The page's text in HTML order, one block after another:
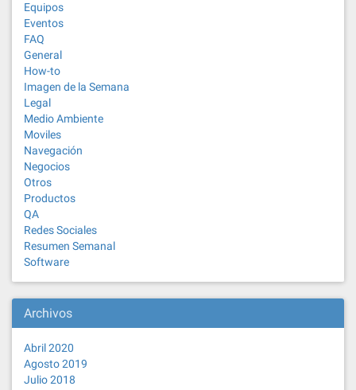
Equipos
Eventos
FAQ
General
How-to
Imagen de la Semana
Legal
Medio Ambiente
Moviles
Navegación
Negocios
Otros
Productos
QA
Redes Sociales
Resumen Semanal
Software
Archivos
Abril 2020
Agosto 2019
Julio 2018